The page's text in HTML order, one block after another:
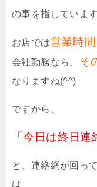
の事を指しています
お店では営業時間
会社勤務なら、 そ
なりますね(^^)
ですから、
「今日は終日連
と、連絡網が回っ
は